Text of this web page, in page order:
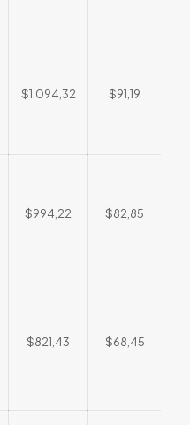
$1.094,32 $91,19
$994,22 $82,85
$821,43 $68,45